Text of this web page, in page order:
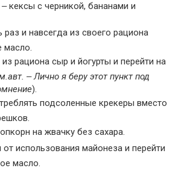
кексы с черникой, бананами и
раз и навсегда из своего рациона
масло.
рациона сыр и йогурты и перейти на
‒ Лично я беру этот пункт под
).
подсоленные крекеры вместо
на жвачку без сахара.
от использования майонеза и перейти
масло.